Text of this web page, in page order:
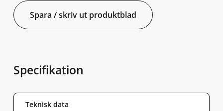
Spara / skriv ut produktblad
Specifikation
Teknisk data